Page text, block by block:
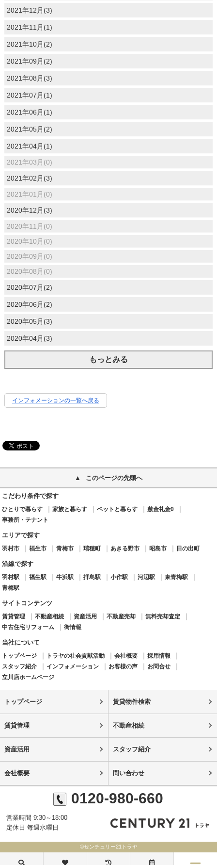
2021年12月(3)
2021年11月(1)
2021年10月(2)
2021年09月(2)
2021年08月(3)
2021年07月(1)
2021年06月(1)
2021年05月(2)
2021年04月(1)
2021年03月(0)
2021年02月(3)
2021年01月(0)
2020年12月(3)
2020年11月(0)
2020年10月(0)
2020年09月(0)
2020年08月(0)
2020年07月(2)
2020年06月(2)
2020年05月(3)
2020年04月(3)
もっとみる
インフォメーションの一覧へ戻る
このページの先頭へ
こだわり条件で探す
ひとりで暮らす 家族と暮らす ペットと暮らす
敷金礼金0
事務所・テナント
エリアで探す
羽村市 福生市 青梅市 瑞穂町 あきる野市 昭島市 日の出町
沿線で探す
羽村駅 福生駅 牛浜駅 拝島駅 小作駅 河辺駅
東青梅駅
青梅駅
サイトコンテンツ
賃貸管理 不動産相続 資産活用 不動産売却
無料売却査定
中古住宅リフォーム
街情報
当社について
トップページ トラヤの社会貢献活動 会社概要
採用情報
スタッフ紹介
インフォメーション お客様の声
お問合せ
立川店ホームページ
トップページ 賃貸物件検索
賃貸管理 不動産相続
資産活用 スタッフ紹介
会社概要 問い合わせ
0120-980-660
営業時間 9:30～18:00
定休日 毎週水曜日
©センチュリー21トラヤ